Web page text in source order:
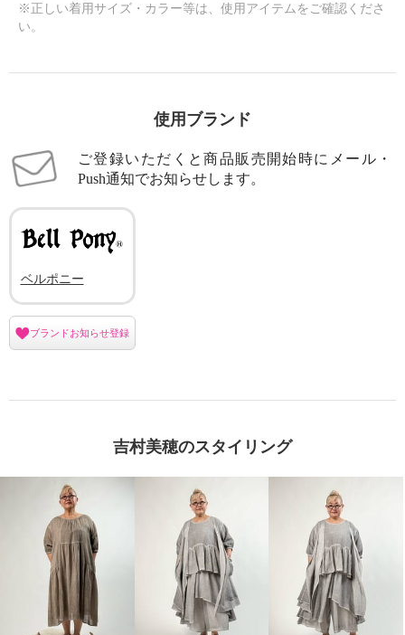
※正しい着用サイズ・カラー等は、使用アイテムをご確認くださ
い。
使用ブランド
ご登録いただくと商品販売開始時にメール・
Push通知でお知らせします。
ベルポニー
ブランドお知らせ登録
吉村美穂のスタイリング